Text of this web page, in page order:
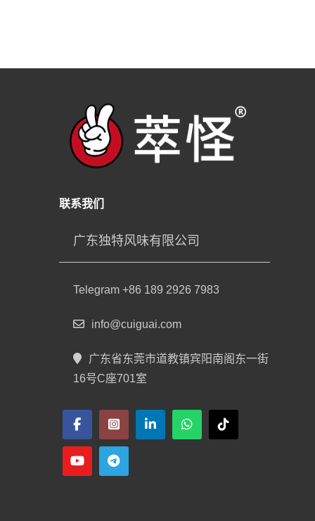
联系我们
广东独特风味有限公司
Telegram +86 189 2926 7983
info@cuiguai.com
广东省东莞市道教镇宾阳南阁东一街
16号C座701室